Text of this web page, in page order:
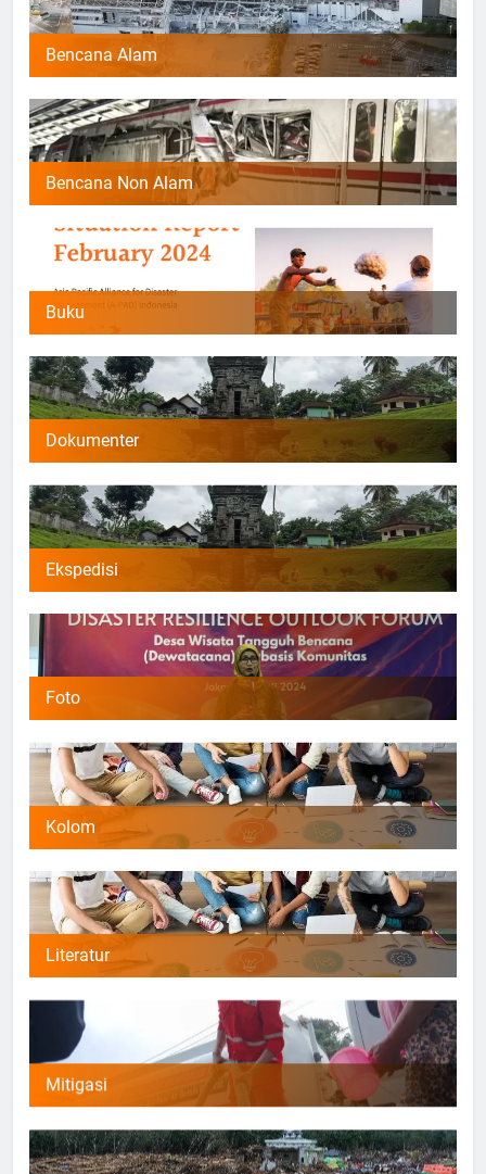
Bencana Alam
Bencana Non Alam
Buku
Dokumenter
Ekspedisi
Foto
Kolom
Literatur
Mitigasi